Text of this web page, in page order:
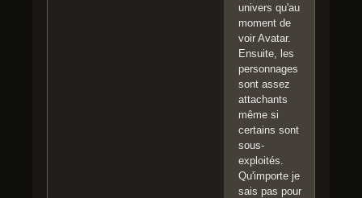
univers qu'au
moment de
voir Avatar.
Ensuite, les
personnages
sont assez
attachants
même si
certains sont
sous-
exploités.
Qu'importe je
sais pas pour